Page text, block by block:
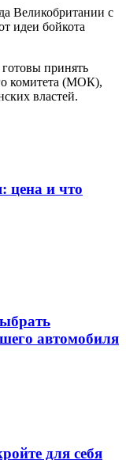
Великобритании с
идеи бойкота
принять
комитета (МОК),
властей.
цена и что
автомобиля
для себя